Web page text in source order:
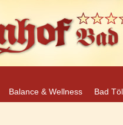
Balance & Wellness Bad